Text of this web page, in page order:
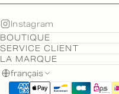
Instagram
BOUTIQUE
SERVICE CLIENT
LA MARQUE
français